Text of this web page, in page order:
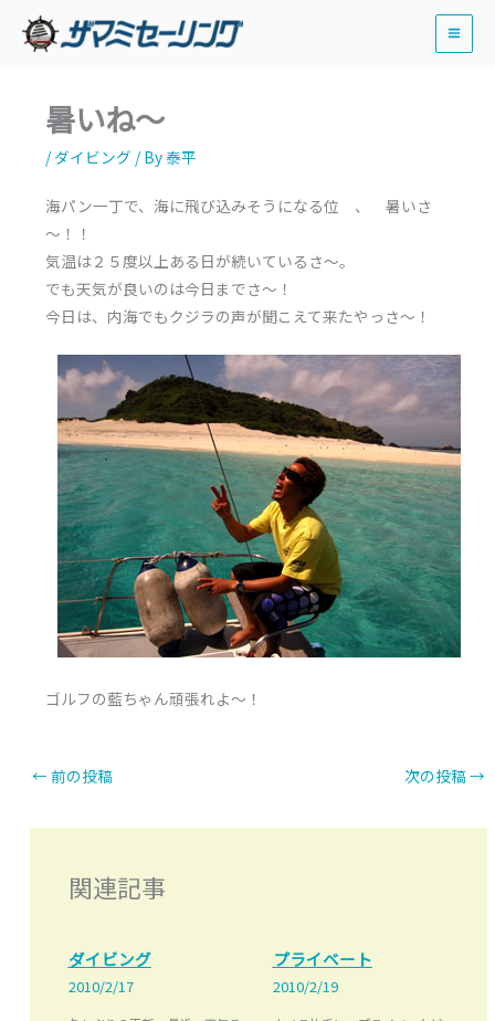
暑いね～
/ ダイビング / By泰平
海パン一丁で、海に飛び込みそうになる位 、 暑いさ
～！！
気温は２５度以上ある日が続いているさ～。
でも天気が良いのは今日までさ～！
今日は、内海でもクジラの声が聞こえて来たやっさ～！
ゴルフの藍ちゃん頑張れよ～！
←前の投稿 次の投稿 →
関連記事
ダイビング
2010/2/17
プライベート
2010/2/19